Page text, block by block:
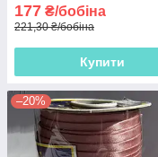
177 ₴/бобіна
221,30 ₴/бобіна
Купити
–20%